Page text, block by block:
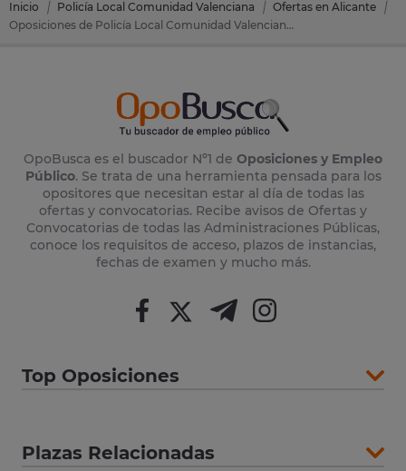
Inicio Policía Local Comunidad Valenciana
Ofertas en Alicante
Oposiciones de Policía Local Comunidad Valenciana en San Miguel De Salinas (Alicante)
OpoBusca es el buscador Nº1 de Oposiciones y Empleo
Público. Se trata de una herramienta pensada para los
opositores que necesitan estar al día de todas las
ofertas y convocatorias. Recibe avisos de Ofertas y
Convocatorias de todas las Administraciones Públicas,
conoce los requisitos de acceso, plazos de instancias,
fechas de examen y mucho más.
Top Oposiciones
Plazas Relacionadas